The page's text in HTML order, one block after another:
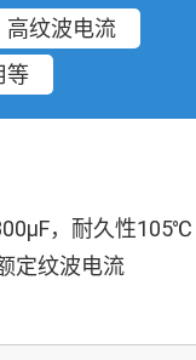
高纹波电流
等
，耐久性105℃
定纹波电流